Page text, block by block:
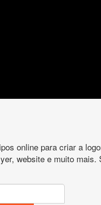
online para criar a
website e muito